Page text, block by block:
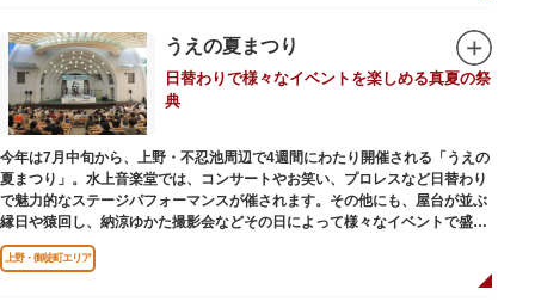
うえの夏まつり
日替わりで様々なイベントを楽しめる真夏の祭
典
今年は7月中旬から、上野・不忍池周辺で4週間にわたり開催される「うえの
夏まつり」。水上音楽堂では、コンサートやお笑い、プロレスなど日替わり
で魅力的なステージパフォーマンスが催されます。その他にも、屋台が並ぶ
縁日や猿回し、納涼ゆかた撮影会などその日によって様々なイベントで盛り
上がります。骨董市では、掘り出し物をみつけようと多くの人々でにぎわい
ます。
上野の夏の風物詩でもある不忍池の蓮がちょうど見頃を迎えますので、こち
上野・御徒町エリア